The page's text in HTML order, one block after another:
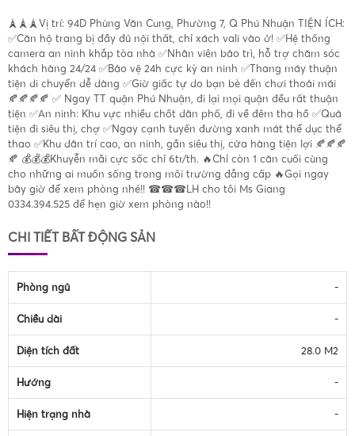
🗼🗼🗼Vị trí: 94D Phùng Văn Cung, Phường 7, Q Phú Nhuận TIỆN ÍCH:
✅Căn hộ trang bị đầy đủ nội thất, chỉ xách vali vào ở! ✅Hệ thống
camera an ninh khắp tòa nhà ✅Nhân viên bảo trì, hỗ trợ chăm sóc
khách hàng 24/24 ✅Bảo vệ 24h cực kỳ an ninh ✅Thang máy thuận
tiện di chuyển dễ dàng ✅Giờ giấc tự do bạn bè đến chơi thoải mái
🍂🍂🍂🍂 ✅ Ngay TT quận Phú Nhuận, đi lại mọi quận đều rất thuận
tiện ✅An ninh: Khu vực nhiều chốt dân phố, đi về đêm tha hồ ✅Quá
tiện đi siêu thị, chợ ✅Ngay cạnh tuyến đường xanh mát thể dục thể
thao ✅Khu dân trí cao, an ninh, gần siêu thị, cửa hàng tiện lợi 🍂🍂🍂
🍂 💰💰💰Khuyễn mãi cực sốc chỉ 6tr/th. 🔥Chỉ còn 1 căn cuối cùng
cho những ai muốn sống trong môi trường đẳng cấp 🔥Gọi ngay
bây giờ để xem phòng nhé!! ☎☎☎LH cho tôi Ms Giang
0334.394.525 để hẹn giờ xem phòng nào!!
CHI TIẾT BẤT ĐỘNG SẢN
Phòng ngủ -
Chiều dài -
Diện tích đất 28.0 M2
Hướng -
Hiện trạng nhà -